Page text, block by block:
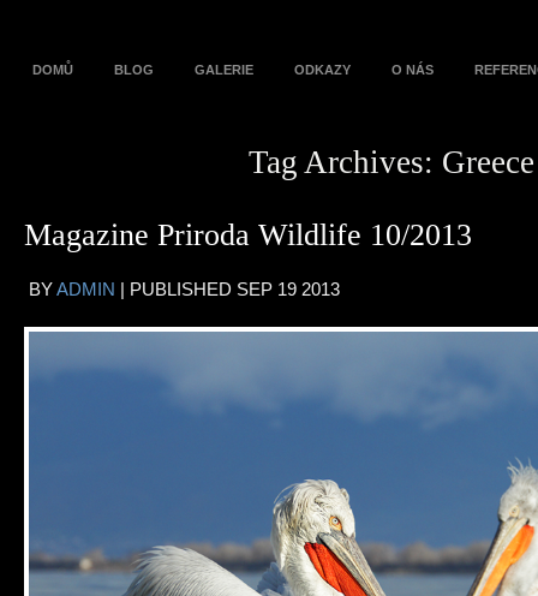
DOMŮ BLOG GALERIE ODKAZY O NÁS
Tag Archives: Greece
Magazine Priroda Wildlife 10/2013
BYADMIN | PUBLISHED SEP 19 2013